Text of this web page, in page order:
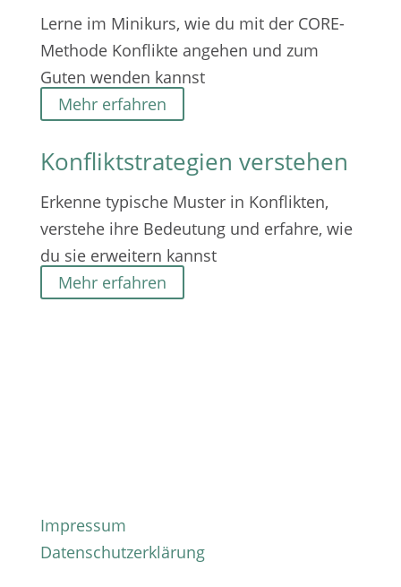
Lerne im Minikurs, wie du mit der CORE-
Methode Konflikte angehen und zum
Guten wenden kannst
Mehr erfahren
Konfliktstrategien verstehen
Erkenne typische Muster in Konflikten,
verstehe ihre Bedeutung und erfahre, wie
du sie erweitern kannst
Mehr erfahren
Impressum
Datenschutzerklärung